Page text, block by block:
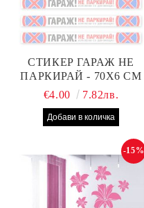
СТИКЕР ГАРАЖ НЕ
ПАРКИРАЙ - 70Х6 СМ
€4.00
7.82лв.
-15%